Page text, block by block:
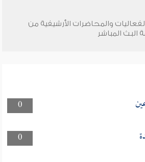
والمحاضرات الأرشيفية من
البث المباشر
0
0